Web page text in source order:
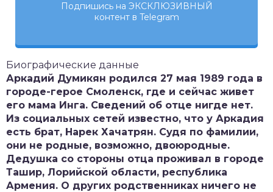
Подпишись на ЭКСКЛЮЗИВНЫЙ
контент в Telegram
Биографические данные
Аркадий Думикян родился 27 мая 1989 года в
городе-герое Смоленск, где и сейчас живет
его мама Инга. Сведений об отце нигде нет.
Из социальных сетей известно, что у Аркадия
есть брат, Нарек Хачатрян. Судя по фамилии,
они не родные, возможно, двоюродные.
Дедушка со стороны отца проживал в городе
Ташир, Лорийской области, республика
Армения. О других родственниках ничего не